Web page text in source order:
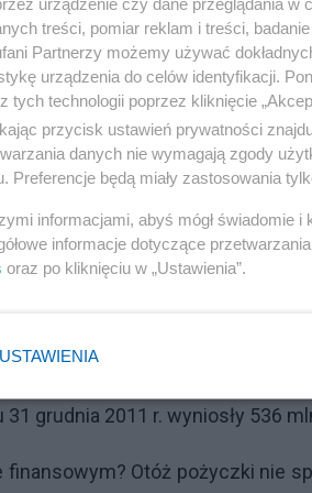
Reklama
kredytowe zbierają kasę w
i udzieliły 10,2 mld zł
Są taką sobie ok. 2
przez NBP, które wyniosły w
wartość udzielonych
grudnia 2011 r. wyniosły 536
Otóż pożyczki nie
treści, pomiar reklam i treści,
Partnerzy możemy używać
urządzenia do celów identyfikacji.
tych technologii poprzez kliknięcie
przycisk ustawień prywatności
danych nie wymagają zgody
Preferencje będą miały zastosowania
informacjami, abyś mógł świadomie
informacje dotyczące
oraz po kliknięciu w „Ustawienia”.
USTAWIENIA